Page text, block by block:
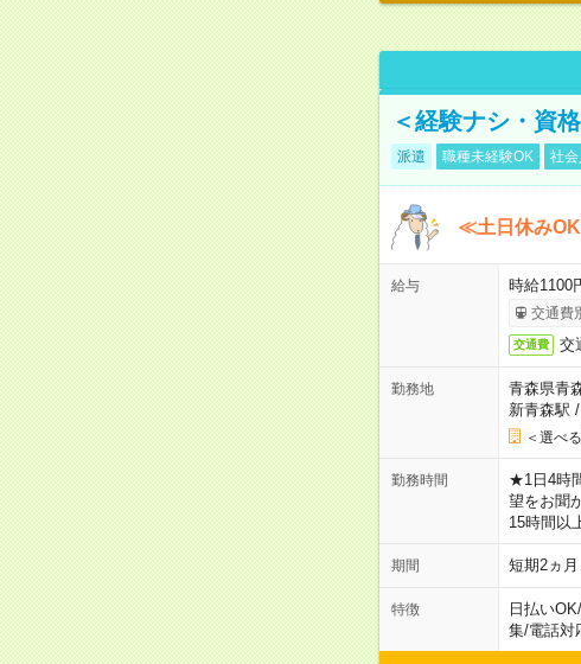
＜経験ナシ・資
派遣 職種未経験OK 社
≪土日休み
給与 時給1100
交通費
交通費 交
勤務地
青森県青
新青森駅 /
＜選べ
勤務時間
★1日4時
望をお聞
15時間以
期間 短期2ヵ
特徴 日払いOK/
集/電話対